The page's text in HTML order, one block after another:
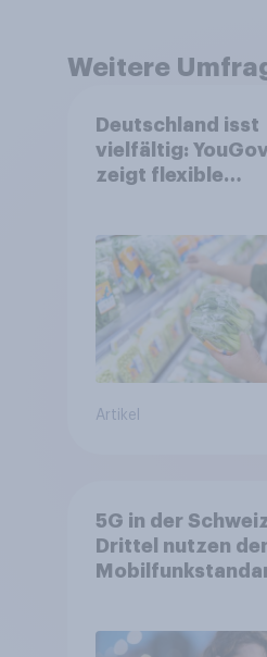
Weitere
Deutschland isst
vielfältig:
zeigt flexible
Artikel
5G in der
Drittel nutzen